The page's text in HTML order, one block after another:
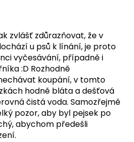
zvlášť zdůrazňovat, že v
u psů k línání, je proto
vyčesávání, případně i
:D Rozhodně
koupání, v tomto
hodně bláta a dešťová
čistá voda. Samozřejmě
pozor, aby byl pejsek po
abychom předešli